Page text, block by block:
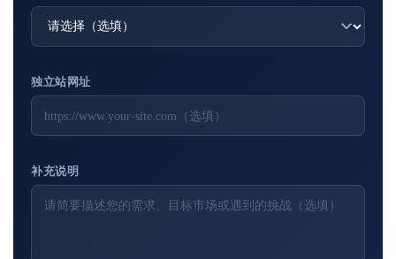
独立站网址
补充说明